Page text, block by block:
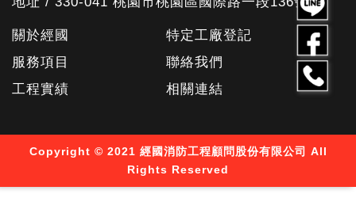
關於經國
特定工廠登記
服務項目
聯絡我們
工程實績
相關連結
Copyright © 2021 經國消防工程顧問股份有限公司 All
Rights Reserved